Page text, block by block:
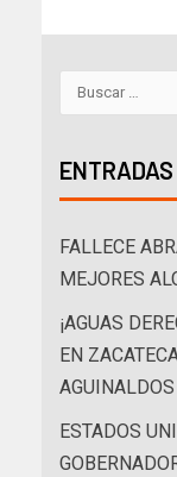
FALLECE
MEJORES
¡AGUAS
EN
AGUINALDOS
ESTADOS